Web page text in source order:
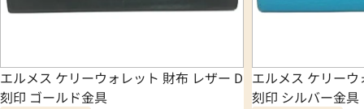
エルメス ケリーウォレット 財布 レザー D
刻印 ゴールド金具
エルメス ケリー
刻印 シルバー金具